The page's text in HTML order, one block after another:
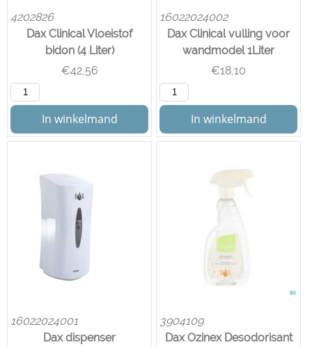
4202826
Dax Clinical Vloeistof
bidon (4 Liter)
€42,56
In winkelmand
16022024002
Dax Clinical vulling voor
wandmodel 1Liter
€18,10
In winkelmand
16022024001
Dax dispenser
3904109
Dax Ozinex Desodorisant